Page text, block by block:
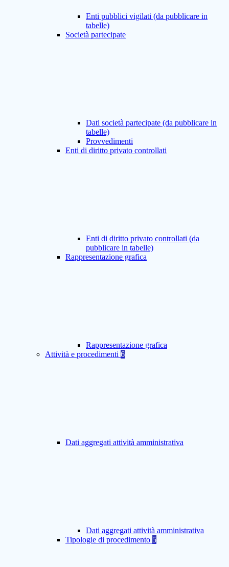
Enti pubblici vigilati (da pubblicare in
tabelle)
Società partecipate
Dati società partecipate (da pubblicare in
tabelle)
Provvedimenti
Enti di diritto privato controllati
Enti di diritto privato controllati (da
pubblicare in tabelle)
Rappresentazione grafica
Rappresentazione grafica
Attività e procedimenti 6
Dati aggregati attività amministrativa
Dati aggregati attività amministrativa
Tipologie di procedimento 5